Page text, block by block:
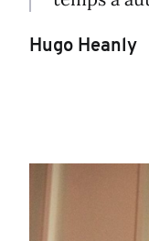
Hugo Heanly